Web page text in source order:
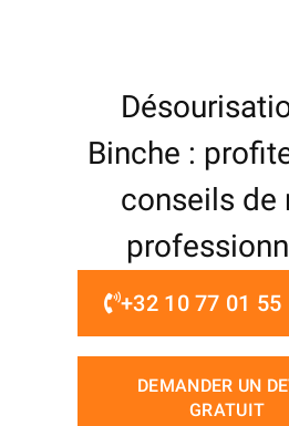
Binche :
conseils de
+32 10 77 01 55
DEMANDER UN
GRATUIT